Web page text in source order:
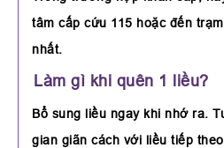
tâm cấp cứu 115 hoặc đến
nhất.
Làm gì khi quên 1 liều?
Bổ sung liều ngay khi nhớ ra.
gian giãn cách với liều tiếp